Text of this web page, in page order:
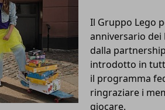
Il Gruppo Lego
anniversario dei
dalla
introdotto in
il programma
ringraziare i
giocare.